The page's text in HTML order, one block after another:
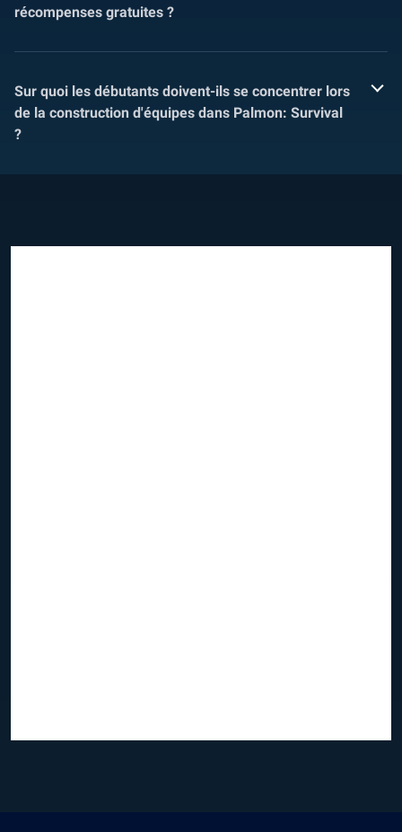
récompenses gratuites ?
Sur quoi les débutants doivent-ils se concentrer lors
de la construction d'équipes dans Palmon: Survival
?